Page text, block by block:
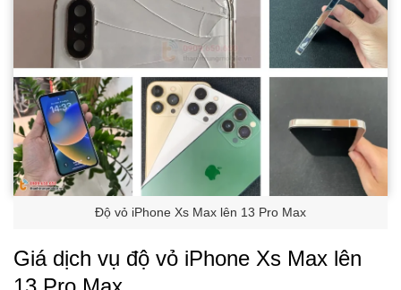
Độ vỏ iPhone Xs Max lên 13 Pro Max
Giá dịch vụ độ vỏ iPhone Xs Max lên